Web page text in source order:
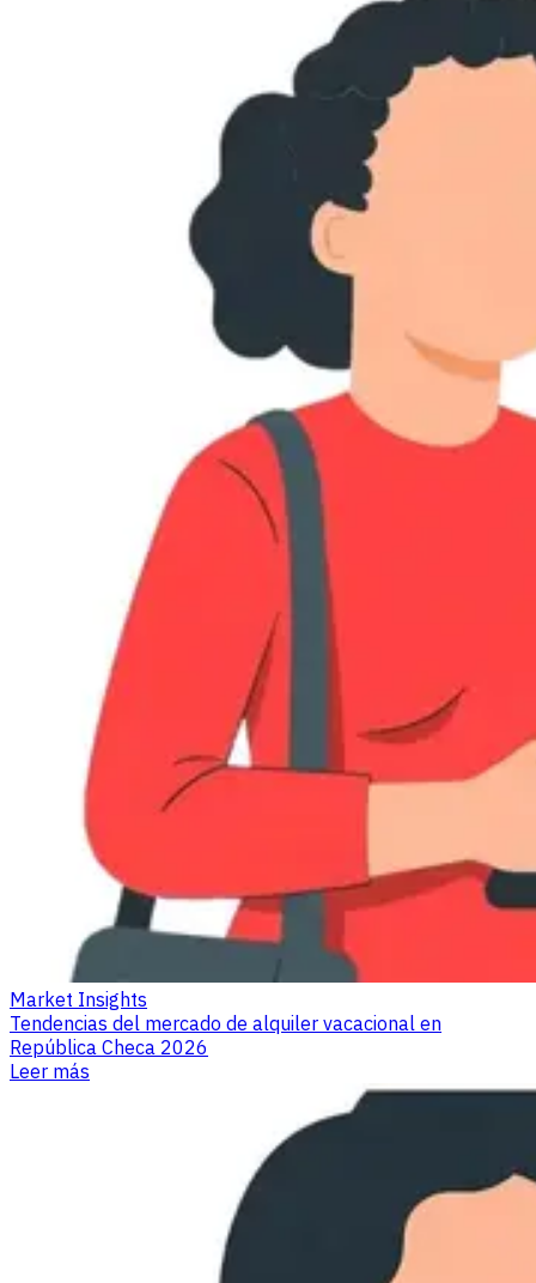
Market Insights
Tendencias del mercado de alquiler vacacional en
República Checa 2026
Leer más